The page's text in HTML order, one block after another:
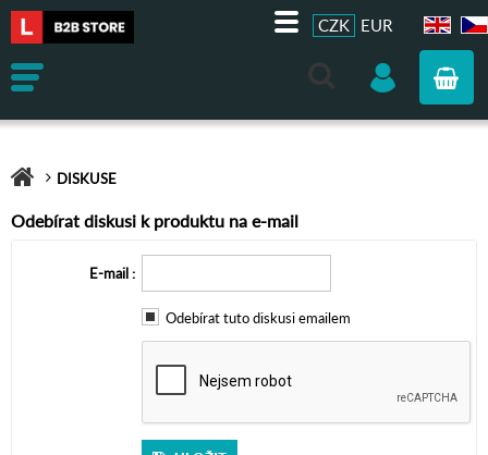
EN CZ
CZK EUR
DISKUSE
Odebírat diskusi k produktu na e-mail
E-mail
Odebírat tuto diskusi emailem